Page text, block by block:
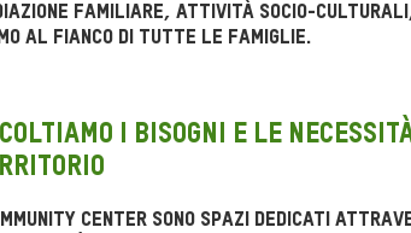
familiare, attività socio-
al fianco di tutte le famiglie.
i bisogni e le
Center sono spazi dedicati